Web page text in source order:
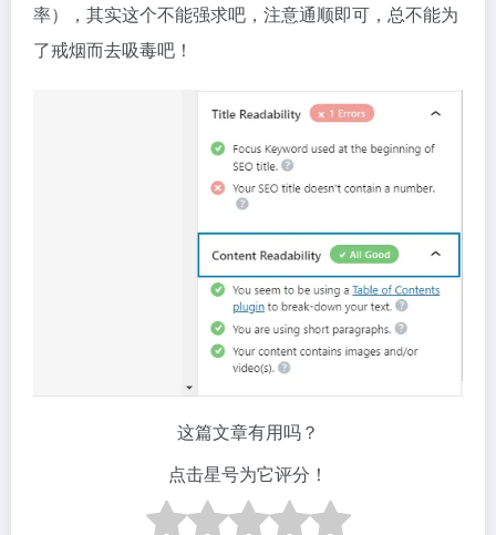
率），其实这个不能强求吧，注意通顺即可，总不能为
了戒烟而去吸毒吧！
这篇文章有用吗？
点击星号为它评分！